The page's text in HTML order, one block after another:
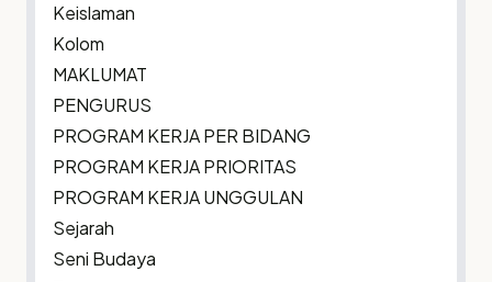
Keislaman
Kolom
MAKLUMAT
PENGURUS
PROGRAM KERJA PER BIDANG
PROGRAM KERJA PRIORITAS
PROGRAM KERJA UNGGULAN
Sejarah
Seni Budaya